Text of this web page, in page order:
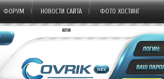
ФОРУМ НОВОСТИ САЙТА ФОТО ХОСТИНГ
или